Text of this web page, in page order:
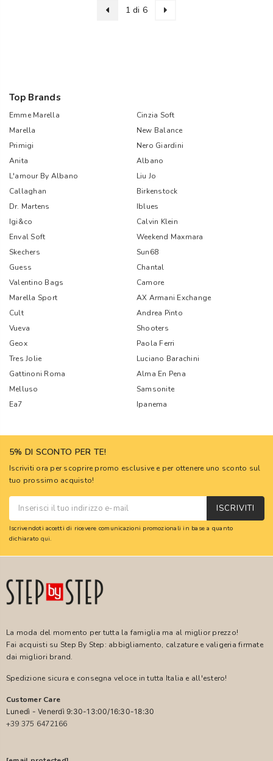
1 di 6
Top Brands
Emme Marella
Cinzia Soft
Marella
New Balance
Primigi
Nero Giardini
Anita
Albano
L'amour By Albano
Liu Jo
Callaghan
Birkenstock
Dr. Martens
Iblues
Igi&co
Calvin Klein
Enval Soft
Weekend Maxmara
Skechers
Sun68
Guess
Chantal
Valentino Bags
Camore
Marella Sport
AX Armani Exchange
Cult
Andrea Pinto
Vueva
Shooters
Geox
Paola Ferri
Tres Jolie
Luciano Barachini
Gattinoni Roma
Alma En Pena
Melluso
Samsonite
Ea7
Ipanema
5% DI SCONTO PER TE!
Iscriviti ora per scoprire promo esclusive e per ottenere uno sconto sul
tuo prossimo acquisto!
ISCRIVITI
Iscrivendoti accetti di ricevere comunicazioni promozionali in base a quanto
dichiarato qui.
La moda del momento per tutta la famiglia ma al miglior prezzo!
Fai acquisti su Step By Step: abbigliamento, calzature e valigeria firmate
dai migliori brand.
Spedizione sicura e consegna veloce in tutta Italia e all'estero!
Customer Care
Lunedì - Venerdì 9:30-13:00/16:30-18:30
+39 375 6472166